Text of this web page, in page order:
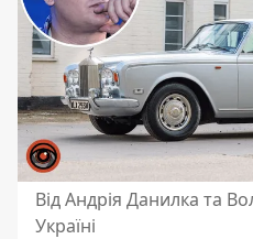
Від Андрія Данилка та
Україні